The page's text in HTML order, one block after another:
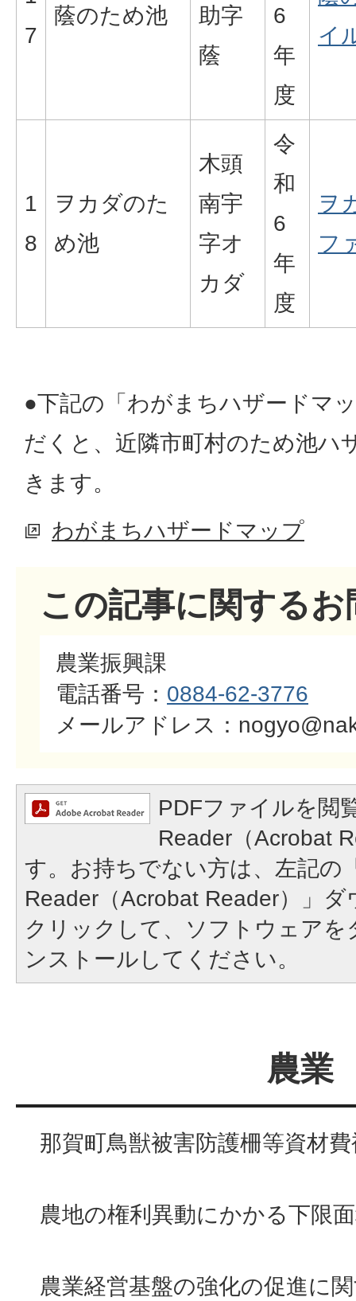
7
蔭のため池
助字
蔭
6
年
度
イ
1
8
ヲカダのた
め池
木頭
南宇
字オ
カダ
令
和
6
年
度
ヲ
フ
●下記の「わがまちハザードマ
だくと、近隣市町村のため池ハ
きます。
わがまちハザードマップ
この記事に関する
農業振興課
電話番号： 0884-62-3776
メールアドレス：
PDFファイルを閲
Reader（Acrobat
す。お持ちでない方は、左記の
Reader（Acrobat Reader）」
クリックして、ソフトウェア
ンストールしてください。
農業
那賀町鳥獣被害防護柵等資材
農地の権利異動にかかる下限
農業経営基盤の強化の促進に